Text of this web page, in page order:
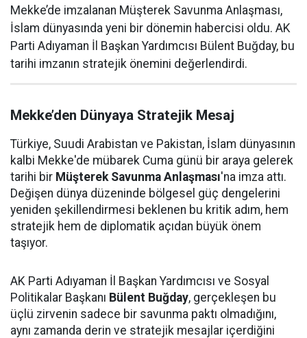
Mekke’de imzalanan Müşterek Savunma Anlaşması,
İslam dünyasında yeni bir dönemin habercisi oldu. AK
Parti Adıyaman İl Başkan Yardımcısı Bülent Buğday, bu
tarihi imzanın stratejik önemini değerlendirdi.
Mekke’den Dünyaya Stratejik Mesaj
Türkiye, Suudi Arabistan ve Pakistan, İslam dünyasının
kalbi Mekke'de mübarek Cuma günü bir araya gelerek
tarihi bir Müşterek Savunma Anlaşması'na imza attı.
Değişen dünya düzeninde bölgesel güç dengelerini
yeniden şekillendirmesi beklenen bu kritik adım, hem
stratejik hem de diplomatik açıdan büyük önem
taşıyor.
AK Parti Adıyaman İl Başkan Yardımcısı ve Sosyal
Politikalar Başkanı Bülent Buğday, gerçekleşen bu
üçlü zirvenin sadece bir savunma paktı olmadığını,
aynı zamanda derin ve stratejik mesajlar içerdiğini